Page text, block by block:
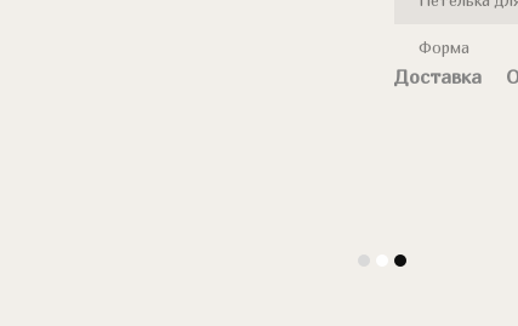
Форма
Доставка